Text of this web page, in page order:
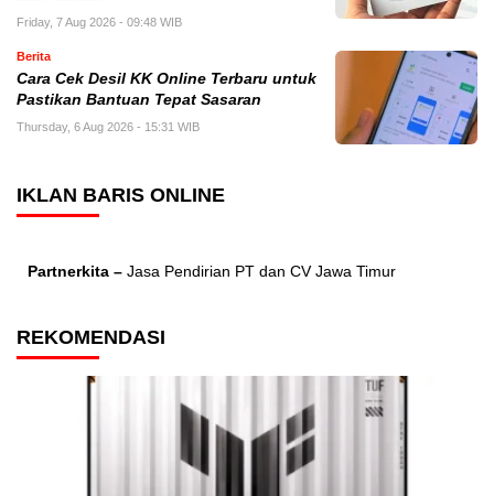
Friday, 7 Aug 2026 - 09:48 WIB
Berita
Cara Cek Desil KK Online Terbaru untuk
Pastikan Bantuan Tepat Sasaran
Thursday, 6 Aug 2026 - 15:31 WIB
IKLAN BARIS ONLINE
Partnerkita – Jasa Pendirian PT dan CV Jawa Timur
REKOMENDASI